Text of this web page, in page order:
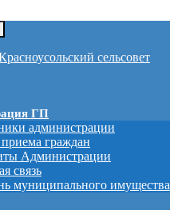
сельсовет
ГП
администрации
граждан
Администрации
связь
муниципального имущества